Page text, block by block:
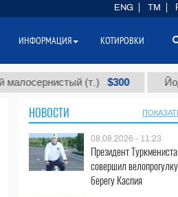
(т.) $300 Йод
НОВОСТИ
08.08.2026 - 11:23
Президент
совершил
берегу Каспия
ENG TM
ИНФОРМАЦИЯ КОТИРОВКИ